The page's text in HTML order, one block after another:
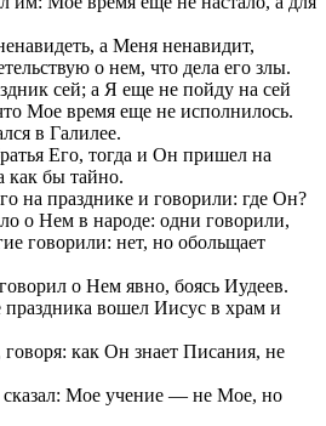
а Меня ненавидит,
о нем, что дела его злы.
сей; а Я еще не пойду на сей
Мое время еще не исполнилось.
в Галилее.
Его, тогда и Он пришел на
как бы тайно.
на празднике и говорили: где Он?
о Нем в народе: одни говорили,
говорили: нет, но обольщает
о Нем явно, боясь Иудеев.
вошел Иисус в храм и
как Он знает Писания, не
сказал: Мое учение — не Мое, но